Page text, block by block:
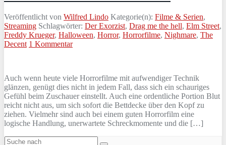
Veröffentlicht von Wilfred Lindo Kategorie(n): Filme & Serien,
Streaming Schlagwörter: Der Exorzist, Drag me the hell, Elm Street,
Freddy Krueger, Halloween, Horror, Horrorfilme, Nighmare, The
Decent 1 Kommentar
Auch wenn heute viele Horrorfilme mit aufwendiger Technik
glänzen, genügt dies nicht in jedem Fall, dass sich ein schauriges
Gefühl beim Zuschauer einstellt. Auch eine ordentliche Portion Blut
reicht nicht aus, um sich sofort die Bettdecke über den Kopf zu
ziehen. Vielmehr sind auch bei einem guten Horrorfilm eine
logische Handlung, unerwartete Schreckmomente und die […]